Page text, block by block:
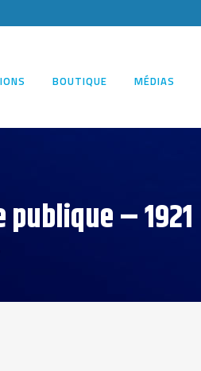
BOUTIQUE MÉDIAS
publique – 1921